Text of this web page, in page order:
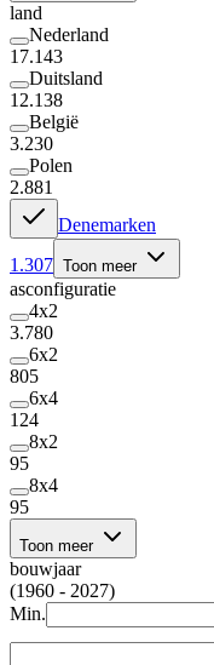
land
Nederland
17.143
Duitsland
12.138
België
3.230
Polen
2.881
Denemarken
1.307 Toon meer
asconfiguratie
4x2
3.780
6x2
805
6x4
124
8x2
95
8x4
95
Toon meer
bouwjaar
(1960 - 2027)
Min.